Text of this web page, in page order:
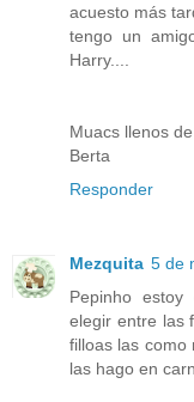
acuesto más
tengo un
Harry....
Muacs llenos
Berta
Responder
Mezquita 5 de
Pepinho
elegir entre las
filloas las como
las hago en